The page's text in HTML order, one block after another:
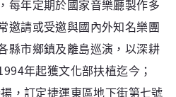
每年定期於國家音樂廳製作多
邀請或受邀與國內外知名樂團
縣市鄉鎮及離島巡演，以深耕
年起獲文化部扶植迄今；
，訂定捷運東區地下街第七號